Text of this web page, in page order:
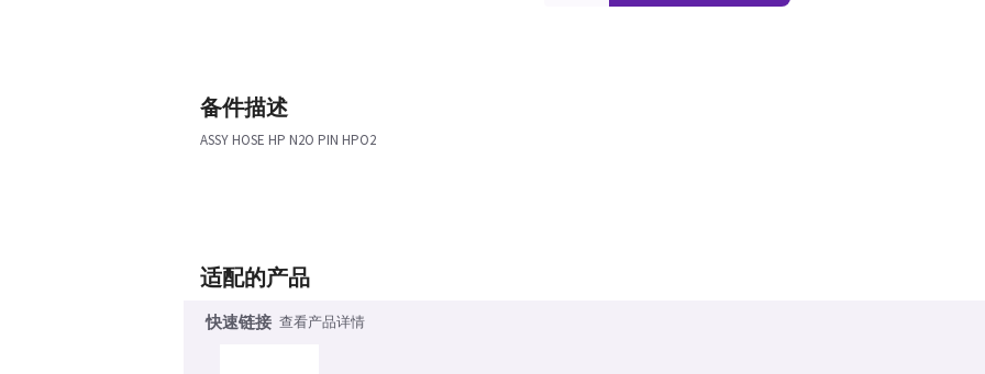
备件描述
ASSY HOSE HP N2O PIN HPO2
适配的产品
快速链接 查看产品详情